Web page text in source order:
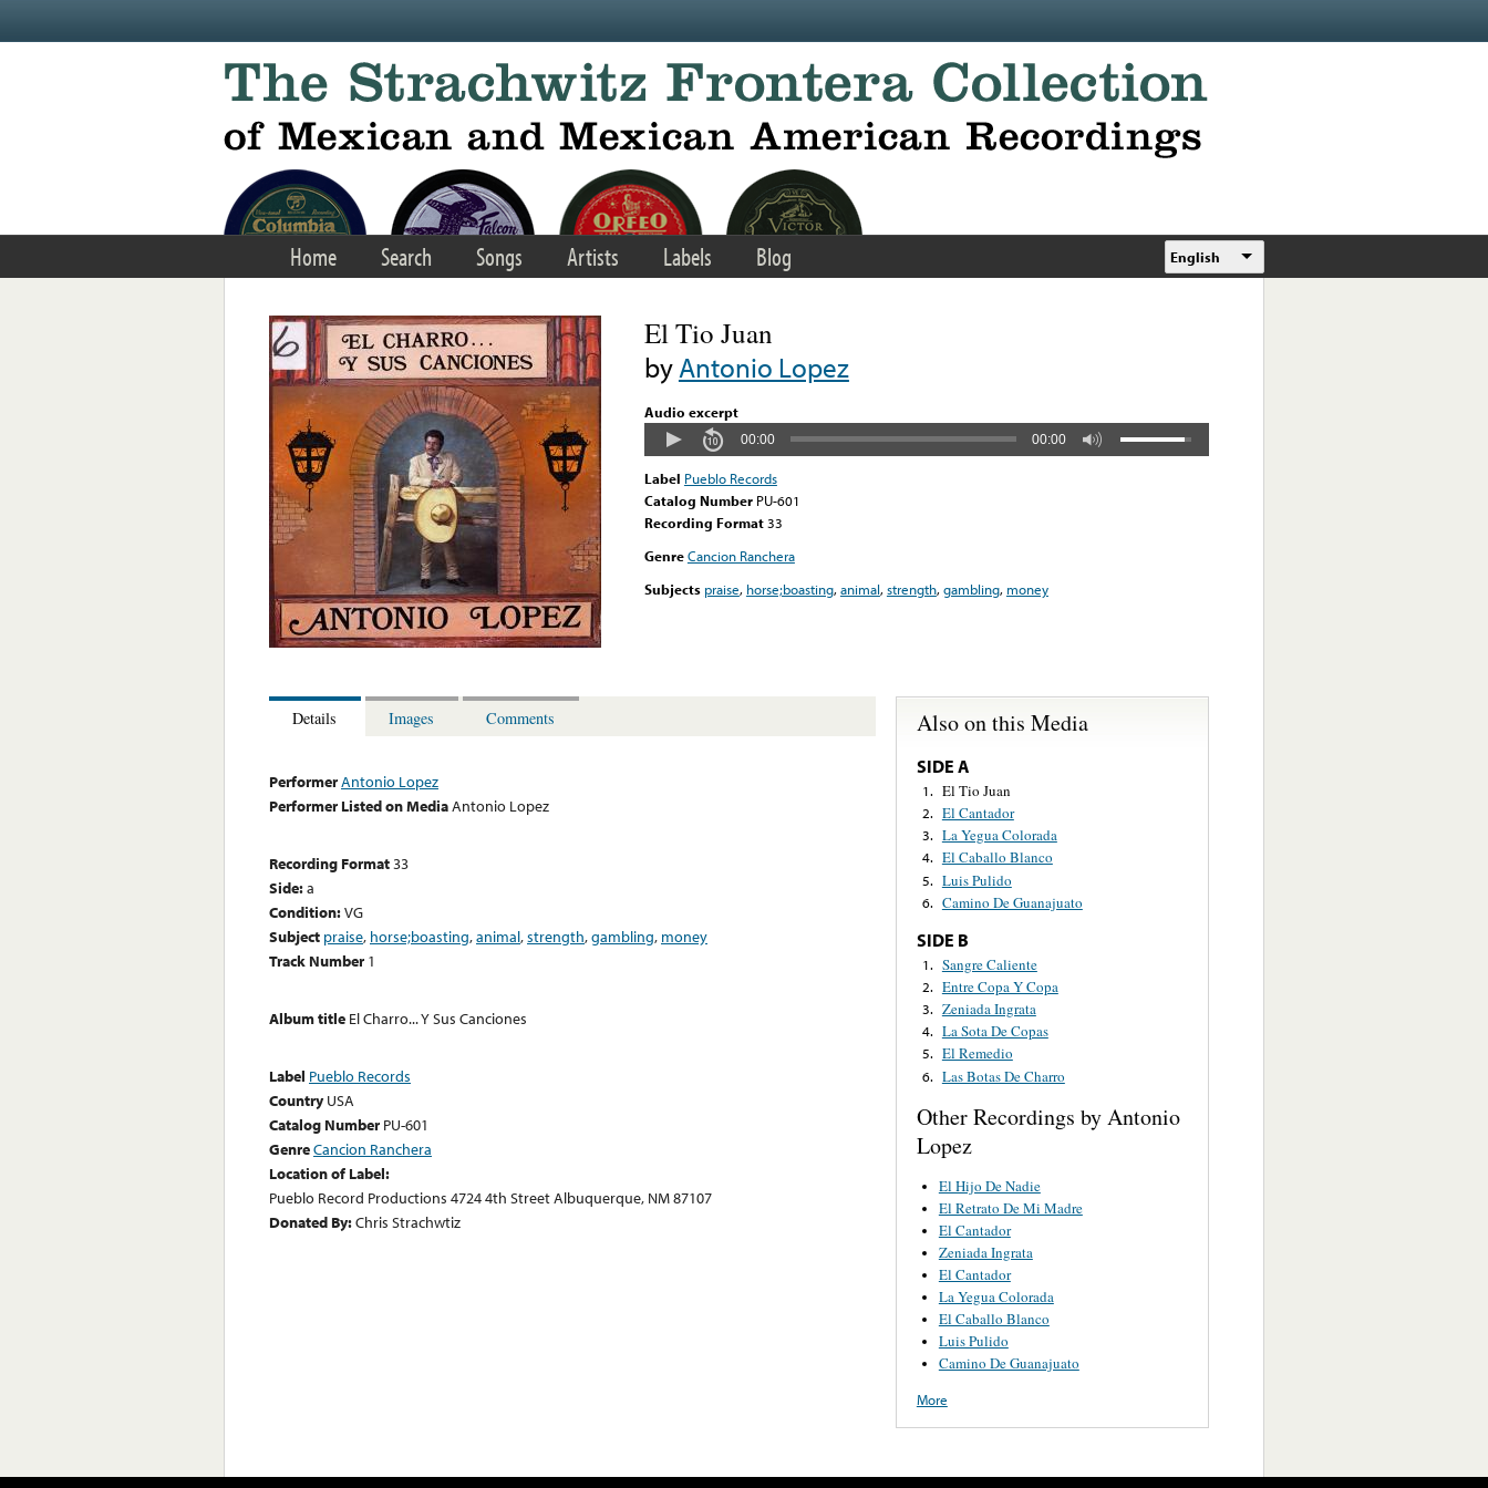
Home Search Songs Artists Labels Blog English
El Tio Juan
byAntonio Lopez
Audio excerpt
00:00 00:00
Label Pueblo Records
Catalog Number PU-601
Recording Format33
GenreCancion Ranchera
Subjects praise, horse;boasting,animal,strength,gambling, money
Details Images Comments
PerformerAntonio Lopez
Performer Listed on MediaAntonio Lopez
Recording Format33
Side:a
Condition:VG
Subject praise, horse;boasting,animal,strength,gambling, money
Track Number 1
Album title El Charro... Y Sus Canciones
Label Pueblo Records
Country USA
Catalog Number PU-601
GenreCancion Ranchera
Location of Label:
Pueblo Record Productions 4724 4th Street Albuquerque, NM 87107
Donated By:Chris Strachwtiz
Also on this Media
SIDE A
1. El Tio Juan
2. El Cantador
3. La Yegua Colorada
4. El Caballo Blanco
5. Luis Pulido
6. Camino De Guanajuato
SIDE B
1. Sangre Caliente
2. Entre Copa Y Copa
3. Zeniada Ingrata
4. La Sota De Copas
5. El Remedio
6. Las Botas De Charro
Other Recordings by Antonio
Lopez
El Hijo De Nadie
El Retrato De Mi Madre
El Cantador
Zeniada Ingrata
El Cantador
La Yegua Colorada
El Caballo Blanco
Luis Pulido
Camino De Guanajuato
More